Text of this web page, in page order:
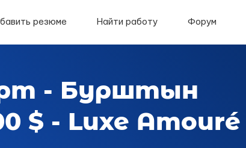
резюме Найти работу Форум
- Бурштын
$ - Luxe Amouré